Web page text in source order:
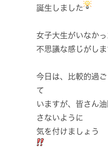
誕生しました
女子大生がいなか
不思議な感じがしま
今日は、比較的過
て
いますが、皆さん
さないように
気を付けましょう